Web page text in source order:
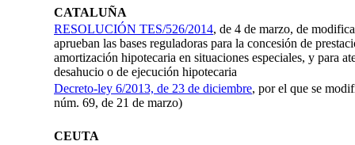
CATALUÑA
RESOLUCIÓN TES/526/2014, de 4 de marzo, de
aprueban las bases reguladoras para la concesión de
amortización hipotecaria en situaciones especiales, y para
desahucio o de ejecución hipotecaria
Decreto-ley 6/2013, de 23 de diciembre, por el que se
núm. 69, de 21 de marzo)
CEUTA